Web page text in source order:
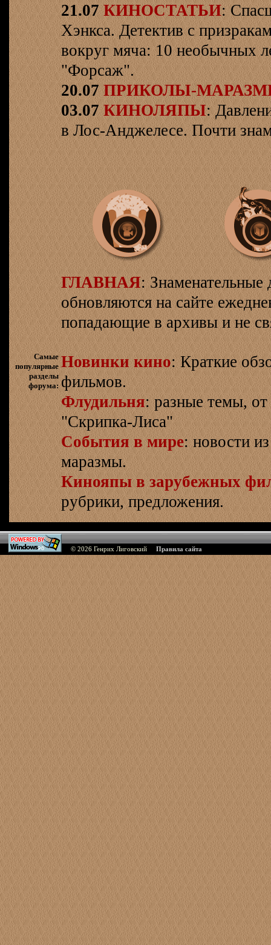
21.07 КИНОСТАТЬИ:
Хэнкса. Детектив с
вокруг мяча: 10 необычных
"Форсаж".
20.07 ПРИКОЛЫ-
03.07 КИНОЛЯПЫ:
в Лос-Анджелесе. Почти
ГЛАВНАЯ: Знаменательные
обновляются на сайте
попадающие в архивы и не
Самые
популярные
разделы
форума:
Новинки кино: Краткие
фильмов.
Флудильня: разные темы,
"Скрипка-Лиса"
События в мире: новости
маразмы.
Кинояпы в зарубежных
рубрики, предложения.
© 2026 Генрих Лиговский Правила сайта